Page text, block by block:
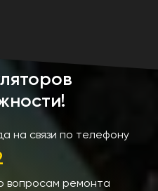
на связи по телефону
вопросам ремонта